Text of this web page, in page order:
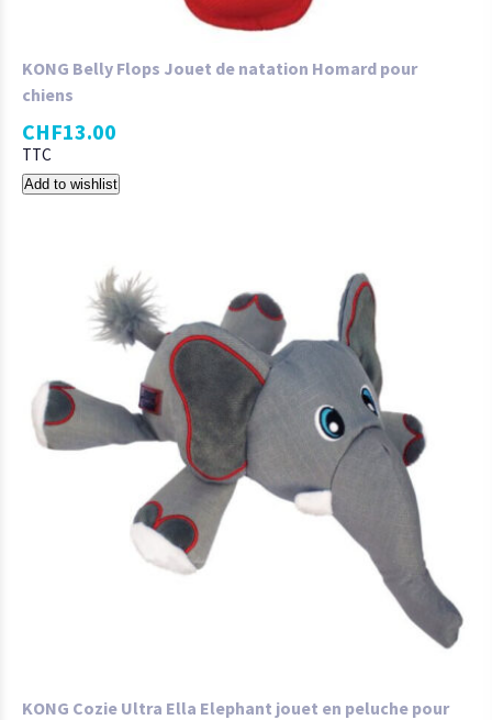
KONG Belly Flops Jouet de natation Homard pour
chiens
CHF13.00
TTC
Add to wishlist
KONG Cozie Ultra Ella Elephant jouet en peluche pour